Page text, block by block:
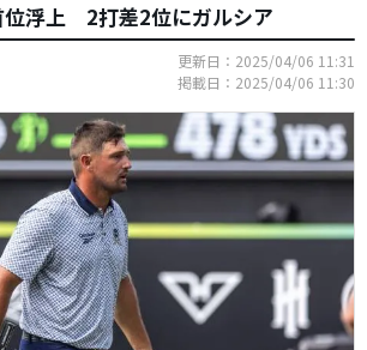
位浮上 2打差2位にガルシア
更新日：2025/04/06 11:31
掲載日：2025/04/06 11:30